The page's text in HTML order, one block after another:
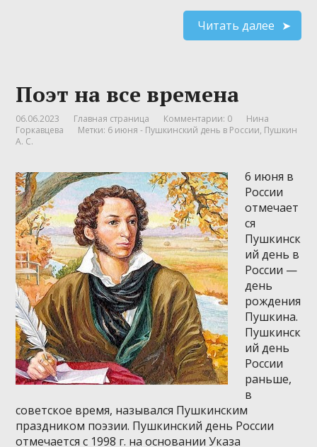
Читать далее
Поэт на все времена
06.06.2023 Главная страница Комментарии: 0
Нина
Горкавцева
Метки: 6 июня - Пушкинский день в России, Пушкин
А. С.
6 июня в
России
отмечает
ся
Пушкинск
ий день в
России —
день
рождения
Пушкина.
Пушкинск
ий день
России
раньше,
в
советское время, назывался Пушкинским
праздником поэзии. Пушкинский день России
отмечается с 1998 г. на основании Указа